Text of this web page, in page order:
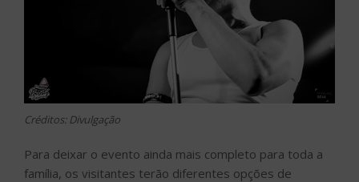
Créditos: Divulgação
Para deixar o evento ainda mais completo para toda a
família, os visitantes terão diferentes opções de